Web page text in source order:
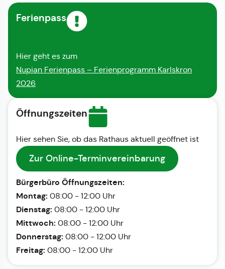
Ferienpass
Hier geht es zum
Nupian Ferienpass – Ferienprogramm Karlskron
2026
Öffnungszeiten
Hier sehen Sie, ob das Rathaus aktuell geöffnet ist
Zur Online-Terminvereinbarung
Bürgerbüro Öffnungszeiten:
Montag: 08:00 - 12:00 Uhr
Dienstag: 08:00 - 12:00 Uhr
Mittwoch: 08:00 - 12:00 Uhr
Donnerstag: 08:00 - 12:00 Uhr
Freitag: 08:00 - 12:00 Uhr